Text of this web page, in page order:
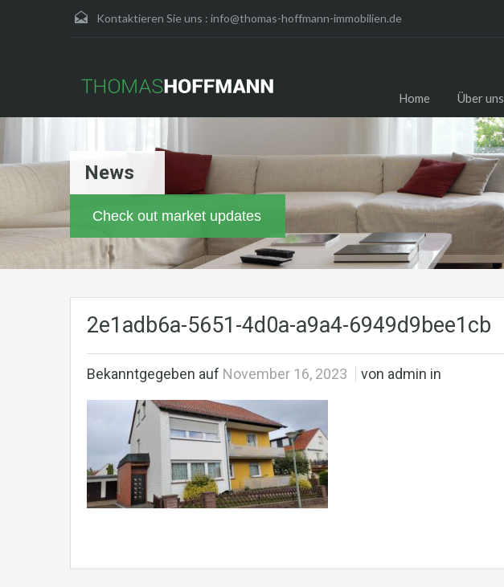
Kontaktieren Sie uns : info@thomas-hoffmann-immobilien.de
Home Über uns
News
Check out market updates
2e1adb6a-5651-4d0a-a9a4-6949d9bee1cb
Bekanntgegeben auf November 16, 2023 von admin in